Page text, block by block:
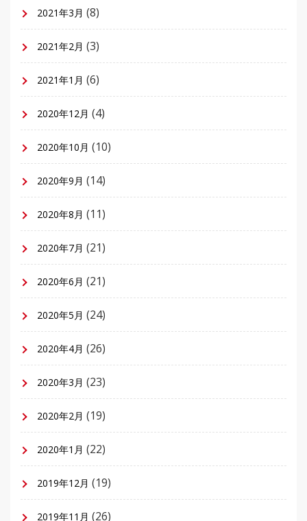
2021年3月 (8)
2021年2月 (3)
2021年1月 (6)
2020年12月 (4)
2020年10月 (10)
2020年9月 (14)
2020年8月 (11)
2020年7月 (21)
2020年6月 (21)
2020年5月 (24)
2020年4月 (26)
2020年3月 (23)
2020年2月 (19)
2020年1月 (22)
2019年12月 (19)
2019年11月 (26)